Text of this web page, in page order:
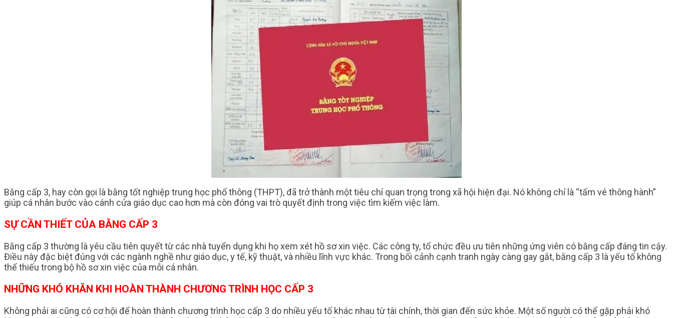
Bằng cấp 3, hay còn gọi là bằng tốt nghiệp trung học phổ thông (THPT), đã trở thành một tiêu chí quan trọng trong xã hội hiện đại. Nó không chỉ là “tấm vé thông hành”
giúp cá nhân bước vào cánh cửa giáo dục cao hơn mà còn đóng vai trò quyết định trong việc tìm kiếm việc làm.
SỰ CẦN THIẾT CỦA BẰNG CẤP 3
Bằng cấp 3 thường là yêu cầu tiên quyết từ các nhà tuyển dụng khi họ xem xét hồ sơ xin việc. Các công ty, tổ chức đều ưu tiên những ứng viên có bằng cấp đáng tin cậy.
Điều này đặc biệt đúng với các ngành nghề như giáo dục, y tế, kỹ thuật, và nhiều lĩnh vực khác. Trong bối cảnh cạnh tranh ngày càng gay gắt, bằng cấp 3 là yếu tố không
thể thiếu trong bộ hồ sơ xin việc của mỗi cá nhân.
NHỮNG KHÓ KHĂN KHI HOÀN THÀNH CHƯƠNG TRÌNH HỌC CẤP 3
Không phải ai cũng có cơ hội để hoàn thành chương trình học cấp 3 do nhiều yếu tố khác nhau từ tài chính, thời gian đến sức khỏe. Một số người có thể gặp phải khó